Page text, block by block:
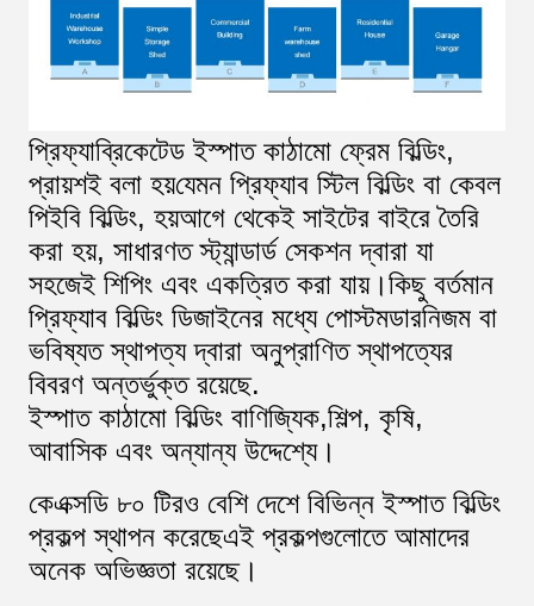
প্রিফ্যাব্রিকেটেড ইস্পাত কাঠামো ফ্রেম বিল্ডিং,
প্রায়শই বলা হয়যেমন প্রিফ্যাব স্টিল বিল্ডিং বা কেবল
পিইবি বিল্ডিং, হয়আগে থেকেই সাইটের বাইরে তৈরি
করা হয়, সাধারণত স্ট্যান্ডার্ড সেকশন দ্বারা যা
সহজেই শিপিং এবং একত্রিত করা যায়।কিছু বর্তমান
প্রিফ্যাব বিল্ডিং ডিজাইনের মধ্যে পোস্টমডারনিজম বা
ভবিষ্যত স্থাপত্য দ্বারা অনুপ্রাণিত স্থাপত্যের
বিবরণ অন্তর্ভুক্ত রয়েছে.
ইস্পাত কাঠামো বিল্ডিং বাণিজ্যিক,শিল্প, কৃষি,
আবাসিক এবং অন্যান্য উদ্দেশ্যে।
কেএক্সডি ৮০ টিরও বেশি দেশে বিভিন্ন ইস্পাত বিল্ডিং
প্রকল্প স্থাপন করেছেএই প্রকল্পগুলোতে আমাদের
অনেক অভিজ্ঞতা রয়েছে।